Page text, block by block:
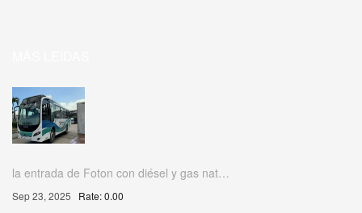
la entrada de Foton con diésel y gas nat…
Sep 23, 2025 Rate: 0.00